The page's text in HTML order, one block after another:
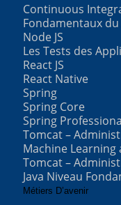
Continuous
Fondamentaux du
Node JS
Les Tests des
React JS
React Native
Spring
Spring Core
Spring
Tomcat –
Machine Learning
Tomcat –
Java Niveau
Métiers D’avenir